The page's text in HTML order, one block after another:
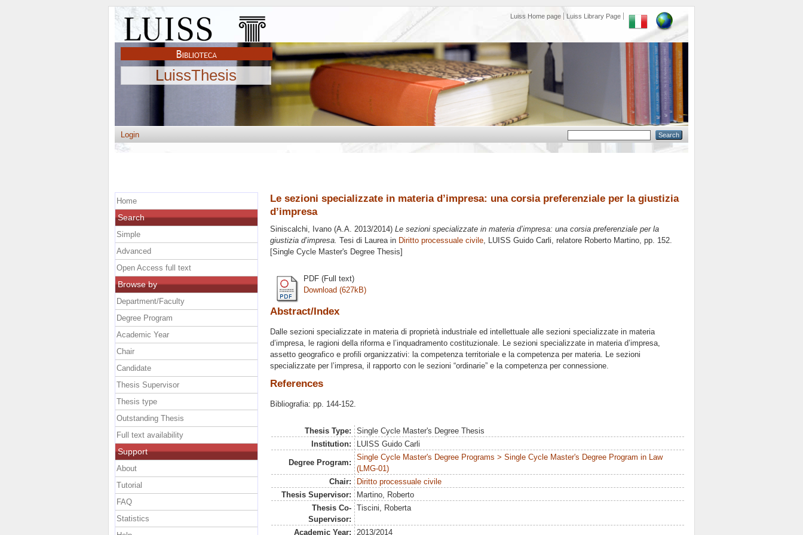
Luiss Home page Luiss Library Page
LuissThesis
Login
Le sezioni specializzate in materia d’impresa: una corsia preferenziale per la giustizia
d’impresa
Siniscalchi, Ivano (A.A. 2013/2014) Le sezioni specializzate in materia d’impresa: una corsia preferenziale per la
giustizia d’impresa. Tesi di Laurea in Diritto processuale civile, LUISS Guido Carli, relatore Roberto Martino, pp. 152.
[Single Cycle Master's Degree Thesis]
PDF (Full text)
Download (627kB)
Abstract/Index
Dalle sezioni specializzate in materia di proprietà industriale ed intellettuale alle sezioni specializzate in materia
d’impresa, le ragioni della riforma e l’inquadramento costituzionale. Le sezioni specializzate in materia d’impresa,
assetto geografico e profili organizzativi: la competenza territoriale e la competenza per materia. Le sezioni
specializzate per l’impresa, il rapporto con le sezioni “ordinarie” e la competenza per connessione.
References
Bibliografia: pp. 144-152.
Thesis Type:
Single Cycle Master's Degree Thesis
Institution:
LUISS Guido Carli
Degree Program:
Single Cycle Master's Degree Programs > Single Cycle Master's Degree Program in Law
(LMG-01)
Chair:
Diritto processuale civile
Thesis Supervisor:
Martino, Roberto
Thesis Co-
Supervisor:
Tiscini, Roberta
Academic Year: 2013/2014
Home
Search
Simple
Advanced
Open Access full text
Browse by
Department/Faculty
Degree Program
Academic Year
Chair
Candidate
Thesis Supervisor
Thesis type
Outstanding Thesis
Full text availability
Support
About
Tutorial
FAQ
Statistics